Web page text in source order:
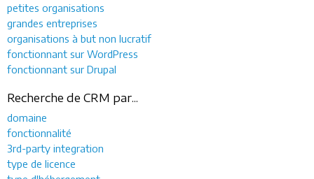
petites organisations
grandes entreprises
organisations à but non lucratif
fonctionnant sur WordPress
fonctionnant sur Drupal
Recherche de CRM par...
domaine
fonctionnalité
3rd-party integration
type de licence